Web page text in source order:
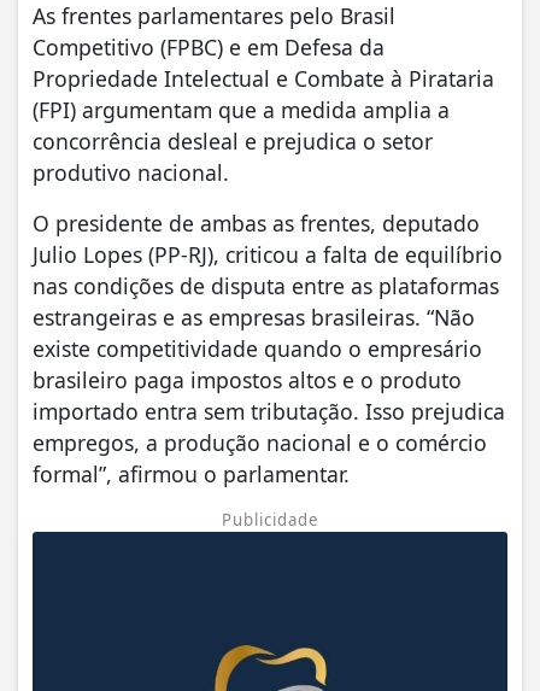
As frentes parlamentares pelo Brasil
Competitivo (FPBC) e em Defesa da
Propriedade Intelectual e Combate à Pirataria
(FPI) argumentam que a medida amplia a
concorrência desleal e prejudica o setor
produtivo nacional.
O presidente de ambas as frentes, deputado
Julio Lopes (PP-RJ), criticou a falta de equilíbrio
nas condições de disputa entre as plataformas
estrangeiras e as empresas brasileiras. “Não
existe competitividade quando o empresário
brasileiro paga impostos altos e o produto
importado entra sem tributação. Isso prejudica
empregos, a produção nacional e o comércio
formal”, afirmou o parlamentar.
Publicidade